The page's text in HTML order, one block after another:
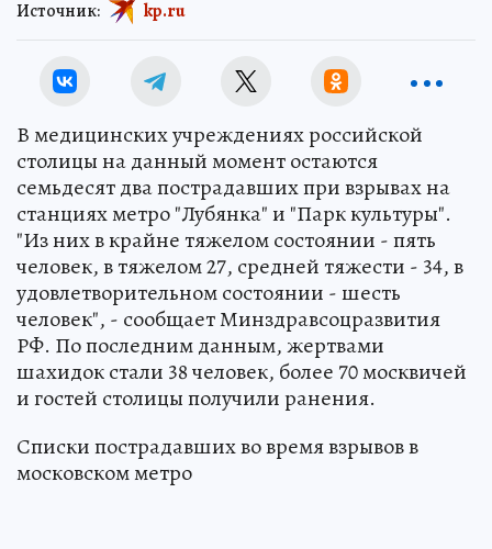
Источник: kp.ru
В медицинских учреждениях российской
столицы на данный момент остаются
семьдесят два пострадавших при взрывах на
станциях метро "Лубянка" и "Парк культуры".
"Из них в крайне тяжелом состоянии - пять
человек, в тяжелом 27, средней тяжести - 34, в
удовлетворительном состоянии - шесть
человек", - сообщает Минздравсоцразвития
РФ. По последним данным, жертвами
шахидок стали 38 человек, более 70 москвичей
и гостей столицы получили ранения.
Списки пострадавших во время взрывов в
московском метро